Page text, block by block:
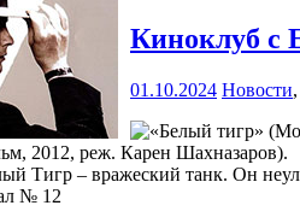
Киноклуб с
01.10.2024 Новости,
2012, реж. Карен Шахназаров).
Тигр – вражеский танк. Он
№ 12